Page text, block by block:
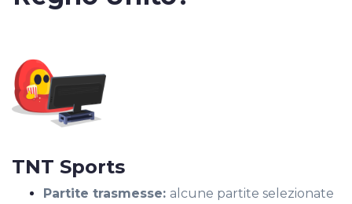
TNT Sports
Partite trasmesse: alcune partite selezionate